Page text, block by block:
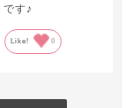
す♪
Like! 0